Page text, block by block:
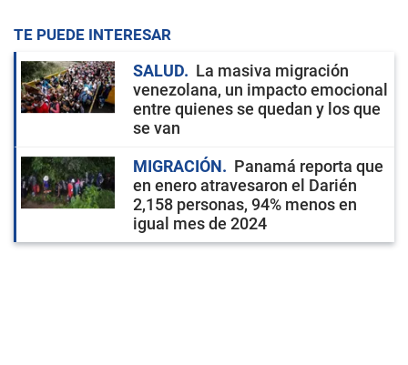
TE PUEDE INTERESAR
SALUD
La masiva migración
venezolana, un impacto emocional
entre quienes se quedan y los que
se van
MIGRACIÓN
Panamá reporta que
en enero atravesaron el Darién
2,158 personas, 94% menos en
igual mes de 2024